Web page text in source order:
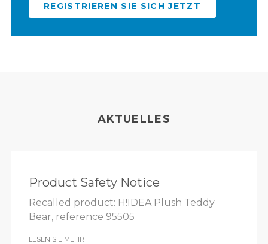
REGISTRIEREN SIE SICH JETZT
AKTUELLES
Product Safety Notice
Recalled product: H!IDEA Plush Teddy
Bear, reference 95505
LESEN SIE MEHR